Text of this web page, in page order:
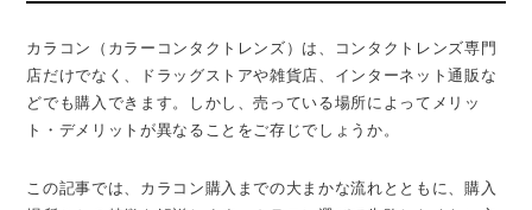
カラコン（カラーコンタクトレンズ）は、コンタクトレンズ専門
店だけでなく、ドラッグストアや雑貨店、インターネット通販な
どでも購入できます。しかし、売っている場所によってメリッ
ト・デメリットが異なることをご存じでしょうか。
この記事では、カラコン購入までの大まかな流れとともに、購入